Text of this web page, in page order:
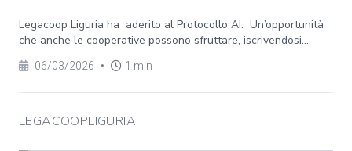
Legacoop Liguria ha aderito al Protocollo AI. Un’opportunità
che anche le cooperative possono sfruttare, iscrivendosi...
06/03/2026 • 1 min
LEGACOOPLIGURIA